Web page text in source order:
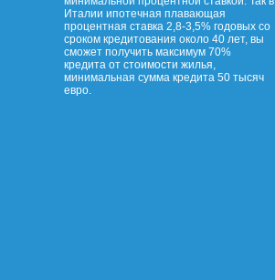
Италии ипотечная плавающая
процентная ставка 2,8-3,5% годовых со
сроком кредитования около 40 лет, вы
сможет получить максимум 70%
кредита от стоимости жилья,
минимальная сумма кредита 50 тысяч
евро.